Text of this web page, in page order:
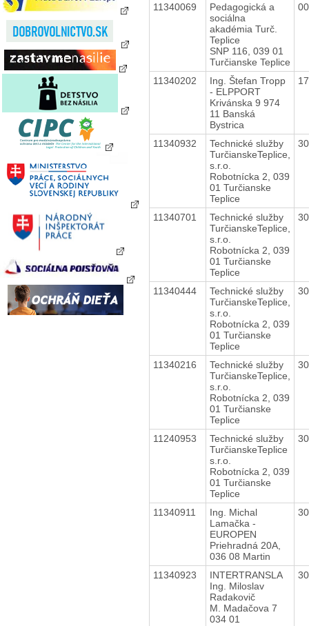
11340069
Pedagogická a
sociálna
akadémia Turč.
Teplice
SNP 116, 039 01
Turčianske Teplice
11340202
Ing. Štefan Tropp
- ELPPORT
Krivánska 9 974
11 Banská
Bystrica
11340932
Technické služby
TurčianskeTeplice,
s.r.o.
Robotnícka 2, 039
01 Turčianske
Teplice
11340701
Technické služby
TurčianskeTeplice,
s.r.o.
Robotnícka 2, 039
01 Turčianske
Teplice
11340444
Technické služby
TurčianskeTeplice,
s.r.o.
Robotnícka 2, 039
01 Turčianske
Teplice
11340216
Technické služby
TurčianskeTeplice,
s.r.o.
Robotnícka 2, 039
01 Turčianske
Teplice
11240953
Technické služby
TurčianskeTeplice
s.r.o.
Robotnícka 2, 039
01 Turčianske
Teplice
11340911
Ing. Michal
Lamačka -
EUROPEN
Priehradná 20A,
036 08 Martin
11340923
INTERTRANSLA
Ing. Miloslav
Radakovič
M. Madačova 7
034 01